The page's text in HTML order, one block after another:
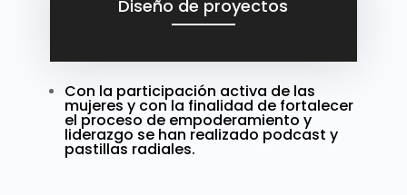
Diseño de proyectos
Con la participación activa de las
mujeres y con la finalidad de fortalecer
el proceso de empoderamiento y
liderazgo se han realizado podcast y
pastillas radiales.